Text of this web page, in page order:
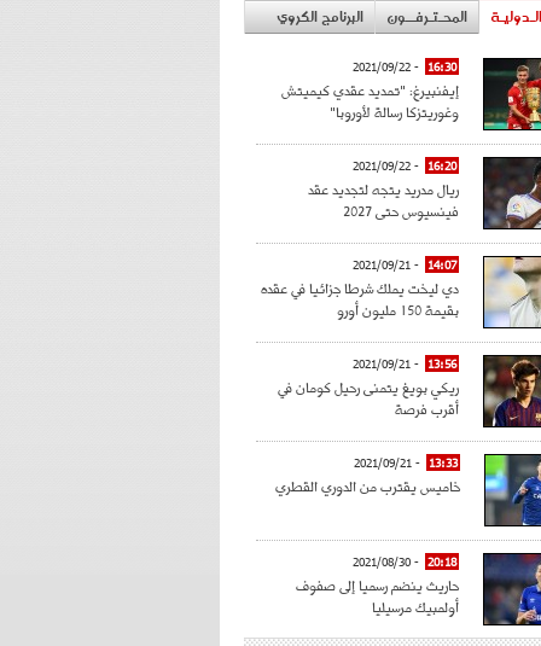
المحـتـرفــون البرنامج الكروي
16:30
- 2021/09/22
إيفنبيرغ: "تمديد عقدي كيميتش
وغوريتزكا رسالة لأوروبا"
16:20
- 2021/09/22
ريال مدريد يتجه لتجديد عقد
فينسيوس حتى 2027
14:07
- 2021/09/21
دي ليخت يملك شرطا جزائيا في عقده
بقيمة 150 مليون أورو
13:56
- 2021/09/21
ريكي بويغ يتمنى رحيل كومان في
أقرب فرصة
13:33
- 2021/09/21
خاميس يقترب من الدوري القطري
20:18
- 2021/08/30
حاريث ينضم رسميا إلى صفوف
أولمبيك مرسيليا